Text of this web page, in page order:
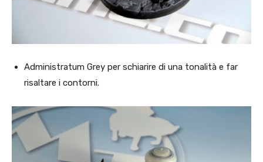
Administratum Grey per schiarire di una tonalità e far
risaltare i contorni.